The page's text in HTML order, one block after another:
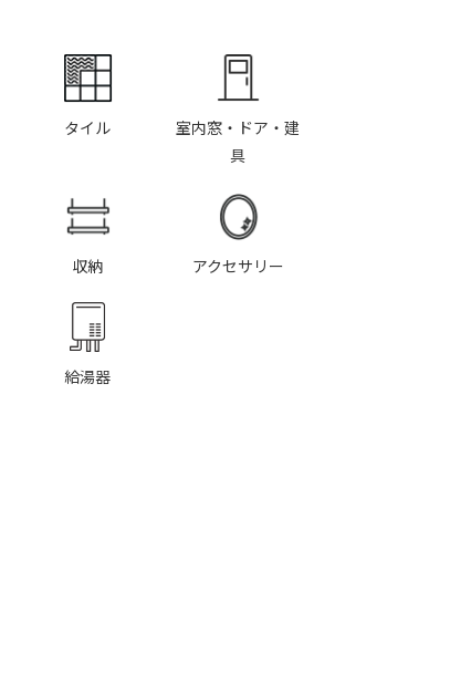
タイル
室内窓・ドア・建
具
収納 アクセサリー
給湯器